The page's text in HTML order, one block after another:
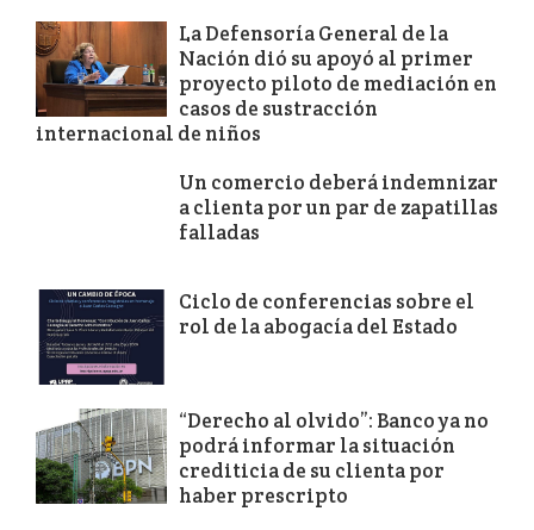
La Defensoría General de la
Nación dió su apoyó al primer
proyecto piloto de mediación en
casos de sustracción
internacional de niños
Un comercio deberá indemnizar
a clienta por un par de zapatillas
falladas
Ciclo de conferencias sobre el
rol de la abogacía del Estado
“Derecho al olvido”: Banco ya no
podrá informar la situación
crediticia de su clienta por
haber prescripto